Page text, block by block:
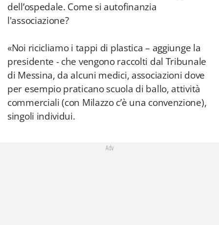
dell’ospedale. Come si autofinanzia
l'associazione?
«Noi ricicliamo i tappi di plastica – aggiunge la
presidente - che vengono raccolti dal Tribunale
di Messina, da alcuni medici, associazioni dove
per esempio praticano scuola di ballo, attività
commerciali (con Milazzo c’è una convenzione),
singoli individui.
Adv